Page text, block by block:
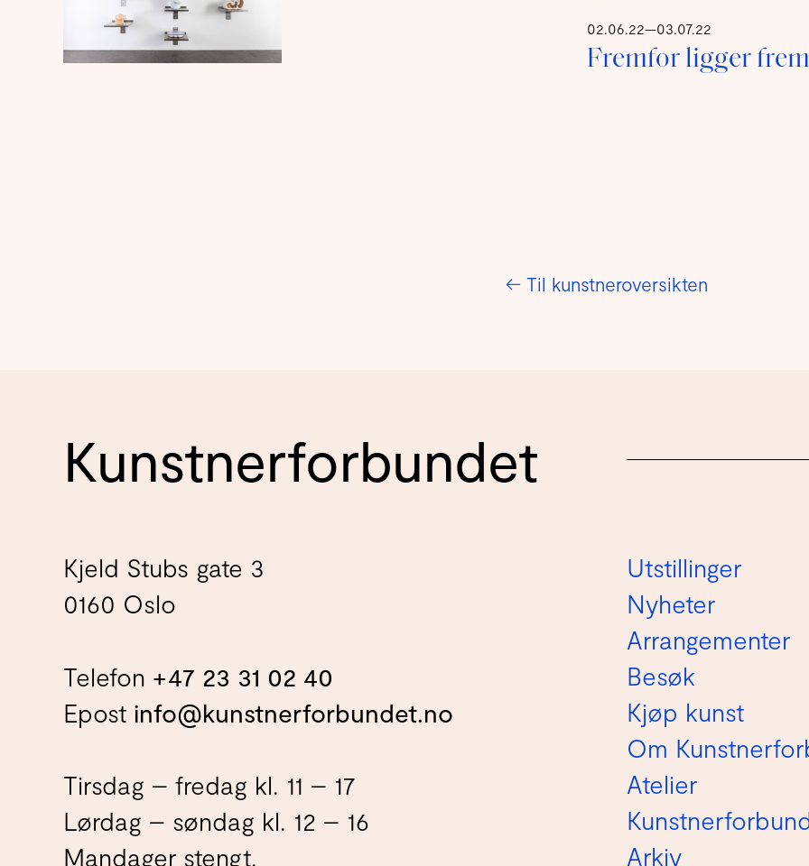
02.06.22—03.07.22
Fremfor ligger
← Til kunstneroversikten
Kunstnerforbundet
Kjeld Stubs gate 3
0160 Oslo
Telefon +47 23 31 02 40
Epost info@kunstnerforbundet.no
Tirsdag – fredag kl. 11 – 17
Lørdag – søndag kl. 12 – 16
Mandager stengt.
Utstillinger
Nyheter
Arrangementer
Besøk
Kjøp kunst
Om
Atelier
Arkiv